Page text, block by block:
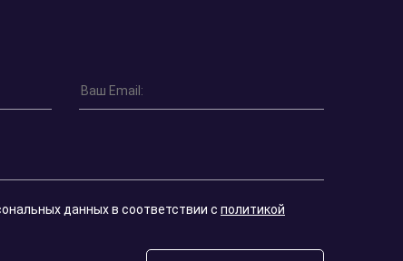
данных в соответствии с политикой